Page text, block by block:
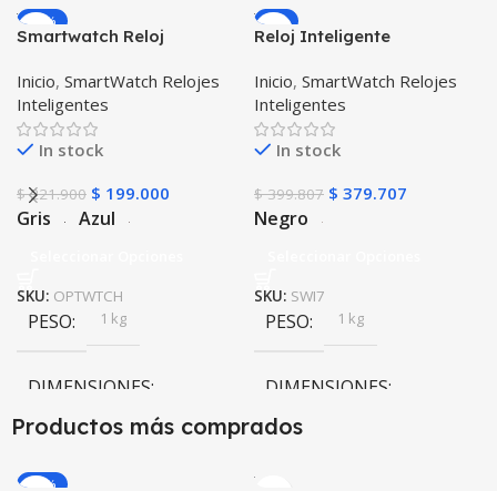
-10%
Smartwatch Reloj
WATCH™ (KW37 PRO) Mide
Temperatura Presión
Arterial y Ritmo Cardíaco
Inicio, SmartWatch Relojes
Inteligentes
In stock
$221.900 $ 199.000
Gris Azul
SKU: OPTWTCH
PESO 1 kg
DIMENSIONES
-5%
Reloj Inteligente
Incluye Pulso y Estuche
protector – GPS
Inicio, SmartWatch Relojes
Inteligentes
In stock
$399.807 $ 379.707
Negro
SKU: SWI7
PESO 1 kg
DIMENSIONES
Productos más comprados
-20%